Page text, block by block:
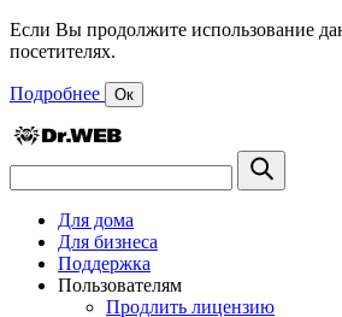
Если Вы продолжите использование
посетителях.
Подробнее Ок
Для дома
Для бизнеса
Поддержка
Пользователям
Продлить лицензию